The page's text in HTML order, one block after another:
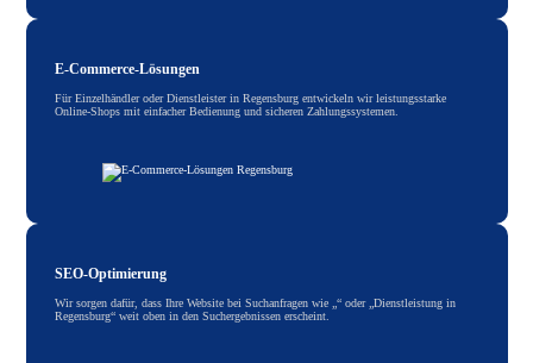
E-Commerce-Lösungen
Für Einzelhändler oder Dienstleister in Regensburg entwickeln wir leistungsstarke
Online-Shops mit einfacher Bedienung und sicheren Zahlungssystemen.
SEO-Optimierung
Wir sorgen dafür, dass Ihre Website bei Suchanfragen wie „“ oder „Dienstleistung in
Regensburg“ weit oben in den Suchergebnissen erscheint.